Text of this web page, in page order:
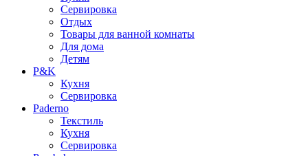
Сервировка
Отдых
Товары для ванной комнаты
Для дома
Детям
P&K
Кухня
Сервировка
Paderno
Текстиль
Кухня
Сервировка